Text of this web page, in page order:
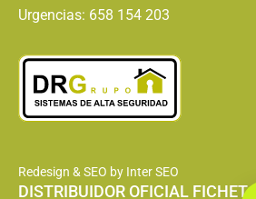
Urgencias: 658 154 203
Redesign & SEO by Inter SEO
DISTRIBUIDOR OFICIAL FICHET